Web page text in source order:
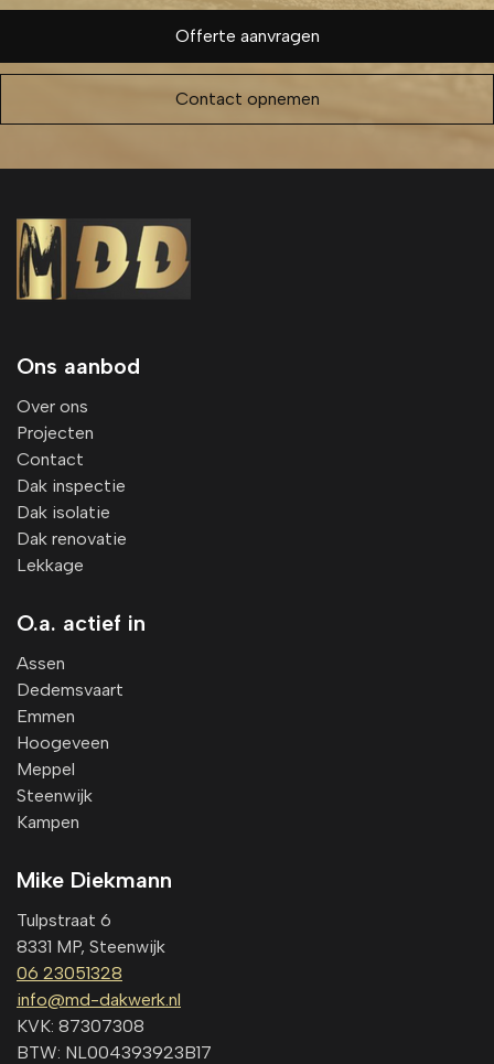
Offerte aanvragen
Contact opnemen
Ons aanbod
Over ons
Projecten
Contact
Dak inspectie
Dak isolatie
Dak renovatie
Lekkage
O.a. actief in
Assen
Dedemsvaart
Emmen
Hoogeveen
Meppel
Steenwijk
Kampen
Mike Diekmann
Tulpstraat 6
8331 MP, Steenwijk
06 23051328
info@md-dakwerk.nl
KVK: 87307308
BTW: NL004393923B17